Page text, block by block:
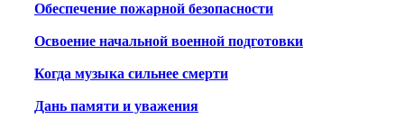
Обеспечение пожарной безопасности
Освоение начальной военной подготовки
Когда музыка сильнее смерти
Дань памяти и уважения